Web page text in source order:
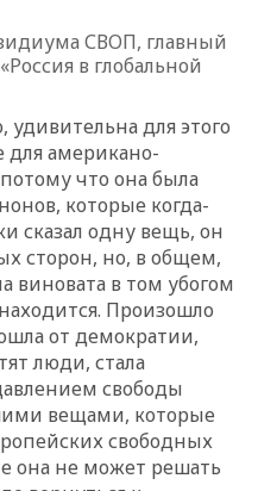
СВОП, главный
в глобальной
удивительна для этого
для американо-
что она была
которые когда-
сказал одну вещь, он
сторон, но, в общем,
виновата в том убогом
Произошло
от демократии,
люди, стала
свободы
вещами, которые
свободных
она не может решать